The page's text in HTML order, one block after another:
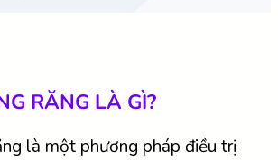
RĂNG LÀ GÌ?
là một phương pháp điều trị